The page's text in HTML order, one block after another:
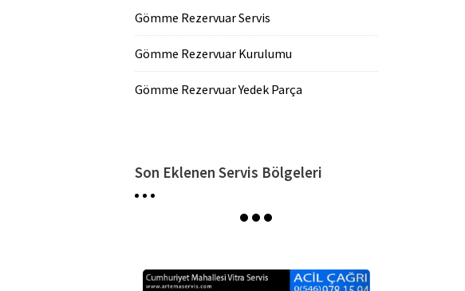
Gömme Rezervuar Servis
Gömme Rezervuar Kurulumu
Gömme Rezervuar Yedek Parça
Son Eklenen Servis Bölgeleri